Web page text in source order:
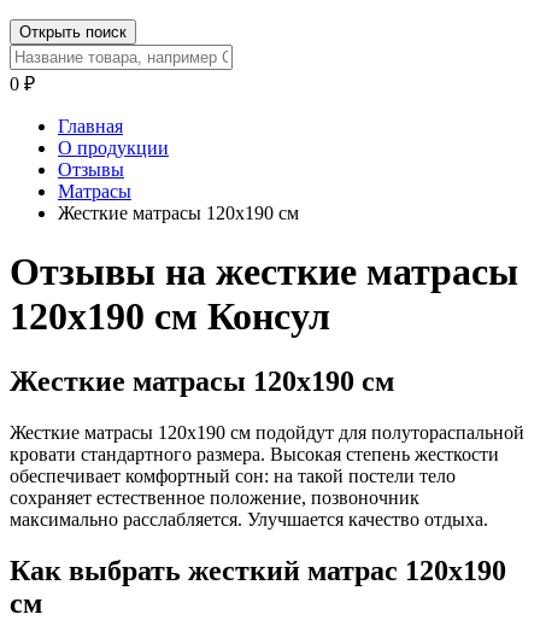
Открыть поиск
0 ₽
Главная
О продукции
Отзывы
Матрасы
Жесткие матрасы 120х190 см
Отзывы на жесткие матрасы
120х190 см Консул
Жесткие матрасы 120х190 см
Жесткие матрасы 120x190 см подойдут для полутораспальной
кровати стандартного размера. Высокая степень жесткости
обеспечивает комфортный сон: на такой постели тело
сохраняет естественное положение, позвоночник
максимально расслабляется. Улучшается качество отдыха.
Как выбрать жесткий матрас 120x190
см